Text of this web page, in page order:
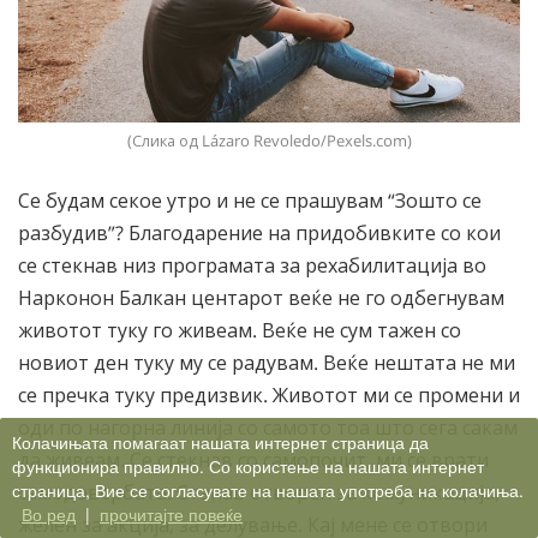
(Слика од Lázaro Revoledo/Pexels.com)
Се будам секое утро и не се прашувам “Зошто се
разбудив”? Благодарение на придобивките со кои
се стекнав низ програмата за рехабилитација во
Нарконон Балкан центарот веќе не го одбегнувам
животот туку го живеам. Веќе не сум тажен со
новиот ден туку му се радувам. Веќе нештата не ми
се пречка туку предизвик. Животот ми се промени и
да живеам. Се стекнав со самопочит, ми се врати
самодовербата. Станав отворен за комуникација,
желен за акција, за делување. Кај мене се отвори
Колачињата помагаат нашата интернет страница да
функционира правилно. Со користење на нашата интернет
страница, Вие се согласувате на нашата употреба на колачиња.
Во ред | прочитајте повеќе